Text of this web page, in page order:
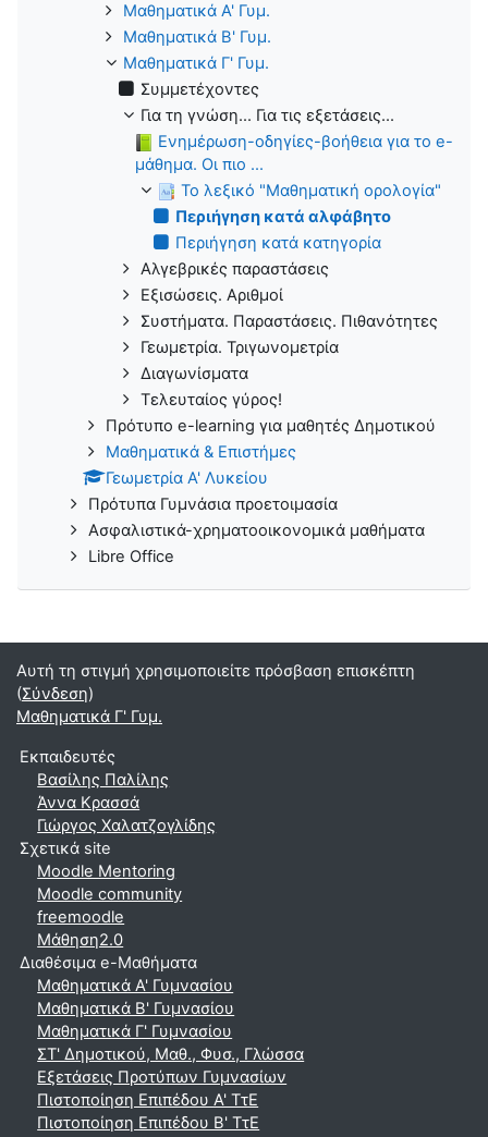
Μαθηματικά Α' Γυμ.
Μαθηματικά Β' Γυμ.
Μαθηματικά Γ' Γυμ.
Συμμετέχοντες
Για τη γνώση... Για τις εξετάσεις...
Ενημέρωση-οδηγίες-βοήθεια για το e-
μάθημα. Οι πιο ...
Το λεξικό "Μαθηματική ορολογία"
Περιήγηση κατά αλφάβητο
Περιήγηση κατά κατηγορία
Αλγεβρικές παραστάσεις
Εξισώσεις. Αριθμοί
Συστήματα. Παραστάσεις. Πιθανότητες
Γεωμετρία. Τριγωνομετρία
Διαγωνίσματα
Τελευταίος γύρος!
Πρότυπο e-learning για μαθητές Δημοτικού
Μαθηματικά & Επιστήμες
Γεωμετρία Α' Λυκείου
Πρότυπα Γυμνάσια προετοιμασία
Ασφαλιστικά-χρηματοοικονομικά μαθήματα
Libre Office
Αυτή τη στιγμή χρησιμοποιείτε πρόσβαση επισκέπτη
(Σύνδεση)
Μαθηματικά Γ' Γυμ.
Εκπαιδευτές
Βασίλης Παλίλης
Άννα Κρασσά
Γιώργος Χαλατζογλίδης
Σχετικά site
Moodle Mentoring
Moodle community
freemoodle
Μάθηση2.0
Διαθέσιμα e-Μαθήματα
Μαθηματικά A' Γυμνασίου
Μαθηματικά Β' Γυμνασίου
Μαθηματικά Γ' Γυμνασίου
ΣΤ' Δημοτικού, Μαθ., Φυσ., Γλώσσα
Εξετάσεις Προτύπων Γυμνασίων
Πιστοποίηση Επιπέδου Α' ΤτΕ
Πιστοποίηση Επιπέδου Β' ΤτΕ